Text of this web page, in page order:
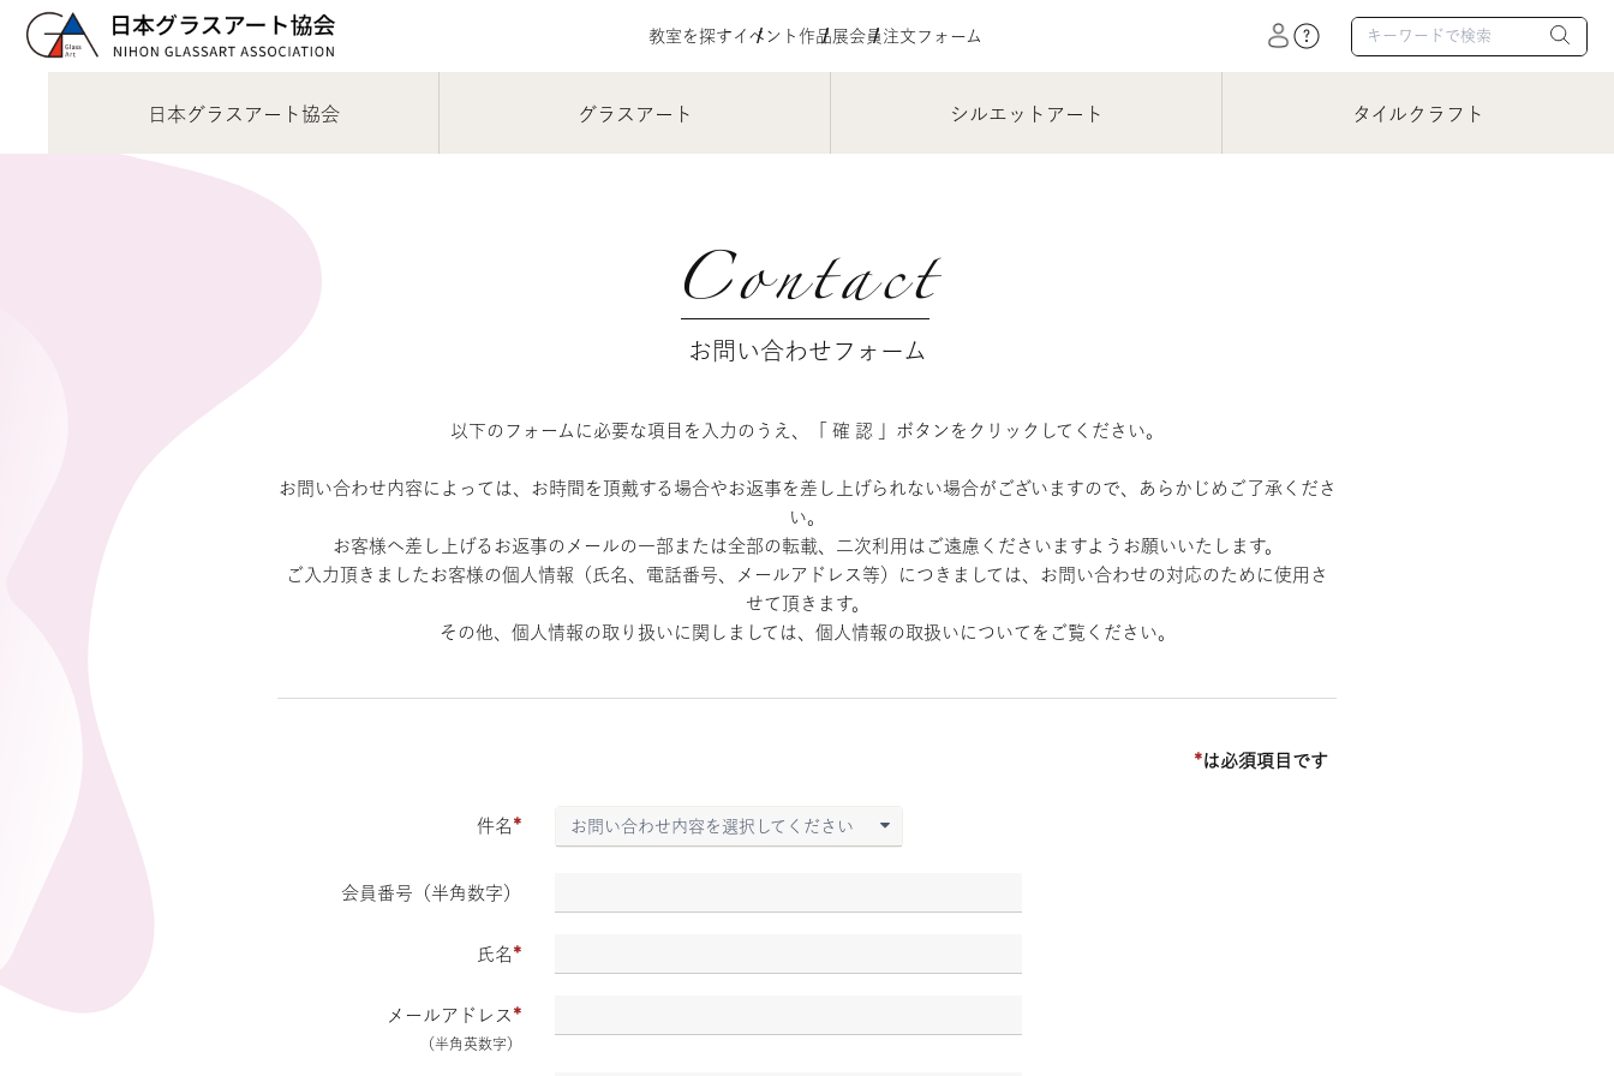
教室を探す イベント 作品展会員注文フォーム
日本グラスアート協会 グラスアート シルエットアート タイルクラフト
Contact
お問い合わせフォーム
以下のフォームに必要な項目を入力のうえ、「 確 認 」ボタンをクリックしてください。
お問い合わせ内容によっては、お時間を頂戴する場合やお返事を差し上げられない場合がございますので、あらかじめご了承くださ
い。
お客様へ差し上げるお返事のメールの一部または全部の転載、二次利用はご遠慮くださいますようお願いいたします。
ご入力頂きましたお客様の個人情報（氏名、電話番号、メールアドレス等）につきましては、お問い合わせの対応のために使用さ
せて頂きます。
その他、個人情報の取り扱いに関しましては、個人情報の取扱いについてをご覧ください。
*は必須項目です
件名 * お問い合わせ内容を選択してください
会員番号（半角数字）
氏名 *
メールアドレス *
（半角英数字）